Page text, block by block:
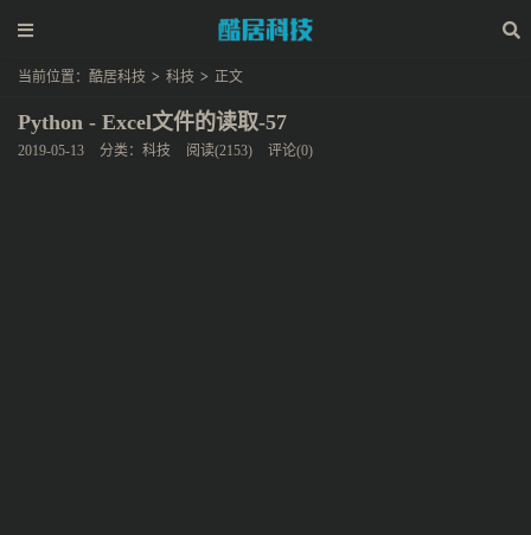
当前位置： 酷居科技 > 科技 > 正文
Python - Excel文件的读取-57
2019-05-13 分类： 科技 阅读(2153) 评论(0)